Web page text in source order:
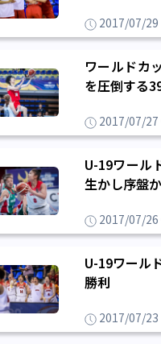
2017/07/29
ワールドカ
を圧倒する
2017/07/27
U-19ワール
生かし序盤
2017/07/26
U-19ワール
勝利
2017/07/23